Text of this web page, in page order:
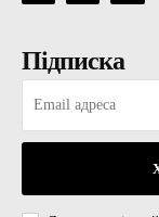
Підписка